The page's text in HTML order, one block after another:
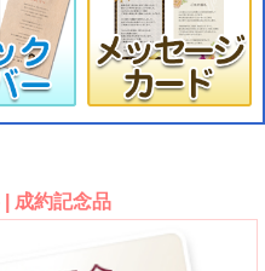
| 成約記念品